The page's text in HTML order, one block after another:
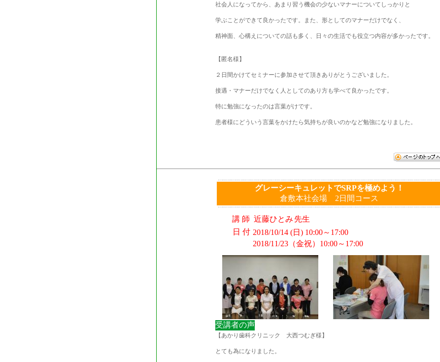
社会人になってから、あまり習う機会の少ないマナーについてしっかりと
学ぶことができて良かったです。また、形としてのマナーだけでなく、
精神面、心構えについての話も多く、日々の生活でも役立つ内容が多かったです。
【匿名様】
２日間かけてセミナーに参加させて頂きありがとうございました。
接遇・マナーだけでなく人としてのあり方も学べて良かったです。
特に勉強になったのは言葉がけです。
患者様にどういう言葉をかけたら気持ちが良いのかなど勉強になりました。
グレーシーキュレットでSRPを極めよう！
倉敷本社会場 2日間コース
講 師 近藤ひとみ 先生
日 付 2018/10/14 (日) 10:00～17:00
2018/11/23（金祝）10:00～17:00
受講者の声
【あかり歯科クリニック 大西つむぎ様】
とても為になりました。